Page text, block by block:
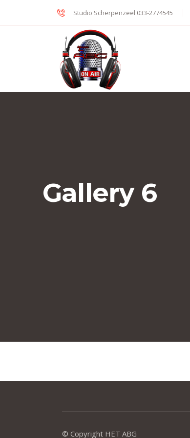
Studio Scherpenzeel 033-2774545
Gallery 6
© Copyright HET ABG